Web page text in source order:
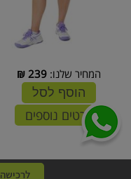
המחיר שלנו: 239
₪
הוסף לסל
פרטים נוספים
לרכישה